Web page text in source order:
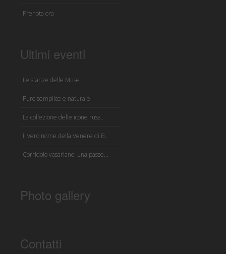
Prenota ora
Ultimi eventi
Le stanze delle Muse
Puro semplice e naturale
La collezione delle icone russ...
Il vero nome della Venere di B...
Corridoio vasariano: una passe...
Photo gallery
Contatti